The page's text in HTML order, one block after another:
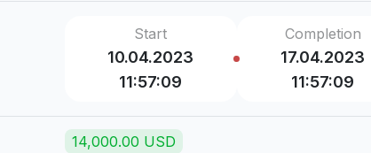
Start
10.04.2023
11:57:09
Completion
17.04.2023
11:57:09
14,000.00 USD